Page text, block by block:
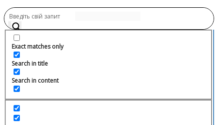
Exact matches only
Search in title
Search in content